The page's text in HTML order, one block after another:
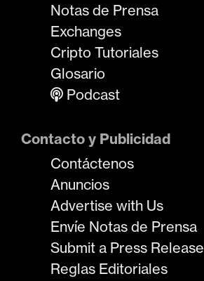
Notas de Prensa
Exchanges
Cripto Tutoriales
Glosario
Podcast
Contacto y Publicidad
Contáctenos
Anuncios
Advertise with Us
Envíe Notas de Prensa
Submit a Press Release
Reglas Editoriales